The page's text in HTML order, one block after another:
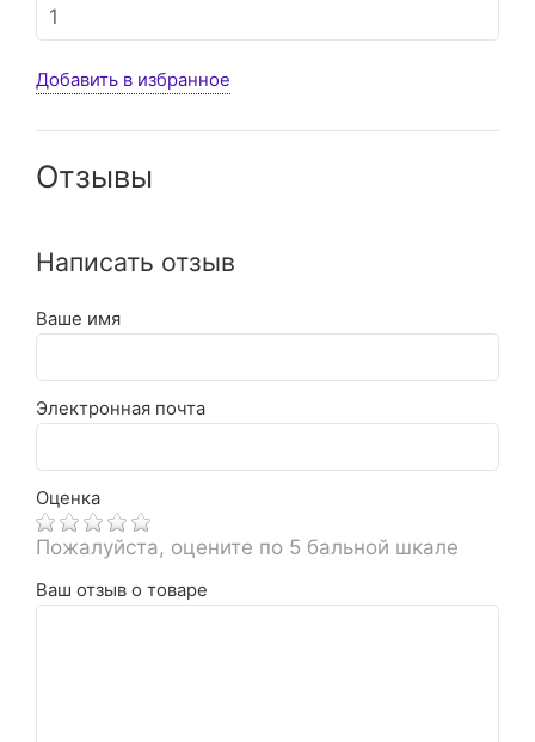
Добавить в избранное
Отзывы
Написать отзыв
Ваше имя
Электронная почта
Оценка
Пожалуйста, оцените по 5 бальной шкале
Ваш отзыв о товаре